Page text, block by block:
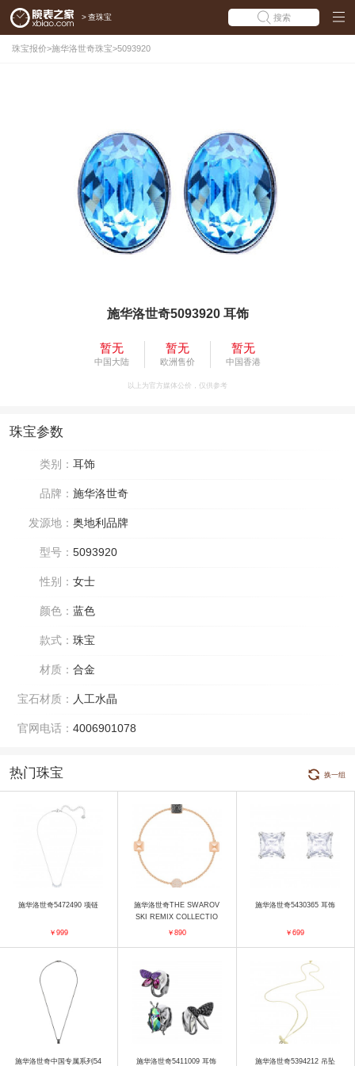
> 查珠宝 搜索
珠宝报价>施华洛世奇珠宝>5093920
施华洛世奇5093920 耳饰
暂无
中国大陆
暂无
欧洲售价
暂无
中国香港
以上为官方媒体公价，仅供参考
珠宝参数
类别： 耳饰
品牌： 施华洛世奇
发源地： 奥地利品牌
型号： 5093920
性别： 女士
颜色： 蓝色
款式： 珠宝
材质： 合金
宝石材质： 人工水晶
官网电话： 4006901078
热门珠宝 换一组
施华洛世奇5472490 项链
￥999
施华洛世奇THE SWAROV
SKI REMIX COLLECTIO
N 5373213 手镯
￥890
施华洛世奇5430365 耳饰
￥699
施华洛世奇中国专属系列54 施华洛世奇5411009 耳饰 施华洛世奇5394212 吊坠